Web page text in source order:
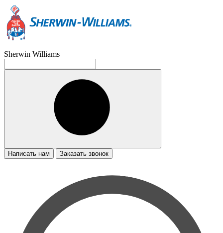
Sherwin Williams
Написать нам Заказать звонок